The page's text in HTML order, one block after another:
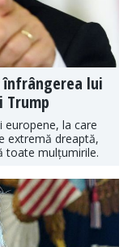
înfrângerea lui
Trump
europene, la care
extremă dreaptă,
toate mulțumirile.